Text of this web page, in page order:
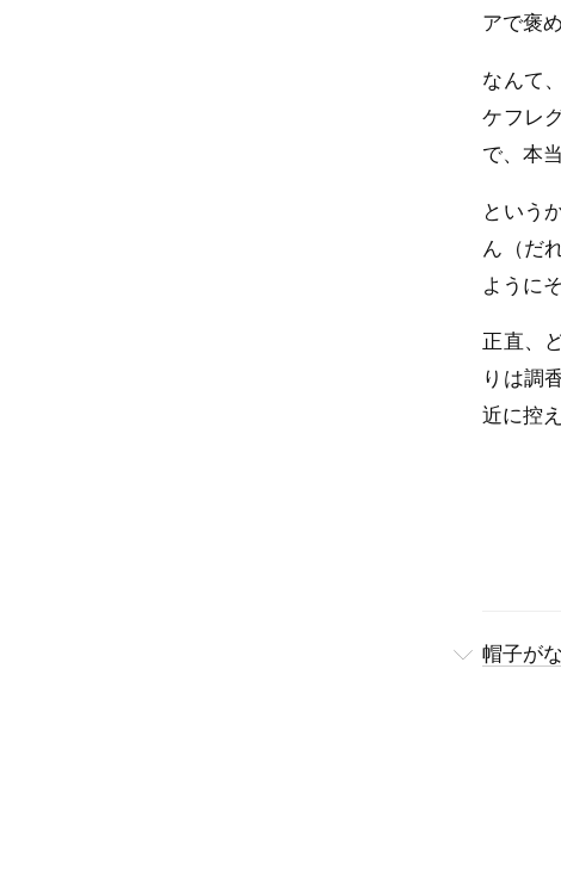
アで褒
なんて
ケフレ
で、本
という
ん（だ
ように
正直、
りは調
近に控
帽子が